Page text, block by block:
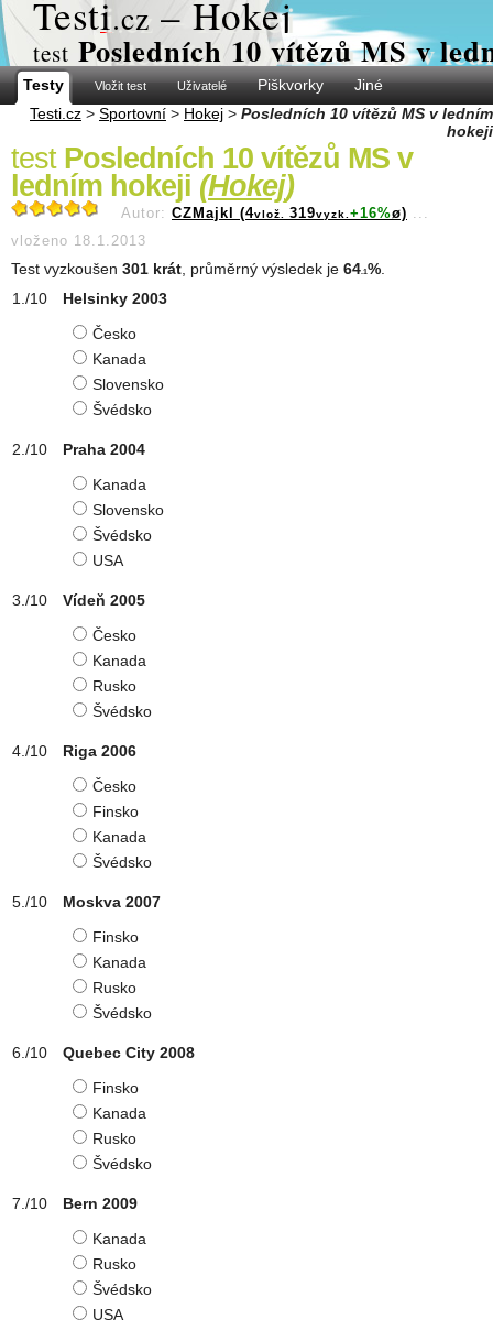
Testi.cz – Hokej
test Posledních 10 vítězů MS v
Testy Vložit test Uživatelé Piškvorky
Jiné
Testi.cz > Sportovní > Hokej > Posledních 10 vítězů MS v ledním
hokeji
test Posledních 10 vítězů MS v
ledním hokeji (Hokej)
Autor: CZMajkl (4vlož. 319vyzk. +16%ø) ...
vloženo 18.1.2013
Test vyzkoušen 301 krát , průměrný výsledek je 64 .1 %
Helsinky 2003
Česko
Kanada
Slovensko
Švédsko
Praha 2004
Kanada
Slovensko
Švédsko
USA
Vídeň 2005
Česko
Kanada
Rusko
Švédsko
Riga 2006
Česko
Finsko
Kanada
Švédsko
Moskva 2007
Finsko
Kanada
Rusko
Švédsko
Quebec City 2008
Finsko
Kanada
Rusko
Švédsko
Bern 2009
Kanada
Rusko
Švédsko
USA